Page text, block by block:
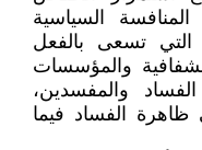
السياسية
تسعى بالفعل
والمؤسسات
والمفسدين،
الفساد فيما